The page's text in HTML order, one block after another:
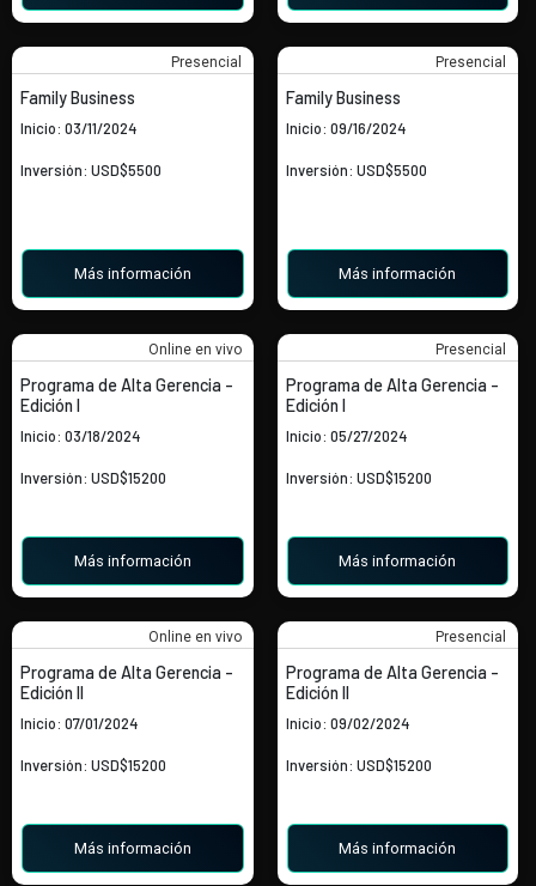
Family Business
Inicio: 03/11/2024
Inversión: USD$5500
Presencial
Más información
Family Business
Inicio: 09/16/2024
Inversión: USD$5500
Presencial
Más información
Programa de Alta Gerencia -
Edición I
Inicio: 03/18/2024
Inversión: USD$15200
Online en vivo
Más información
Programa de Alta Gerencia -
Edición I
Inicio: 05/27/2024
Inversión: USD$15200
Presencial
Más información
Programa de Alta Gerencia -
Edición II
Inicio: 07/01/2024
Inversión: USD$15200
Online en vivo
Más información
Programa de Alta Gerencia -
Edición II
Inicio: 09/02/2024
Inversión: USD$15200
Presencial
Más información